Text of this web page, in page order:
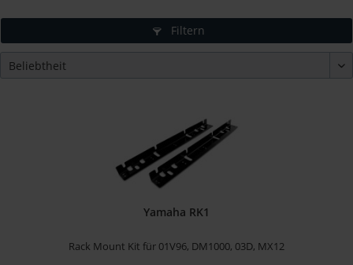
Filtern
Yamaha RK1
Rack Mount Kit für 01V96, DM1000, 03D, MX12